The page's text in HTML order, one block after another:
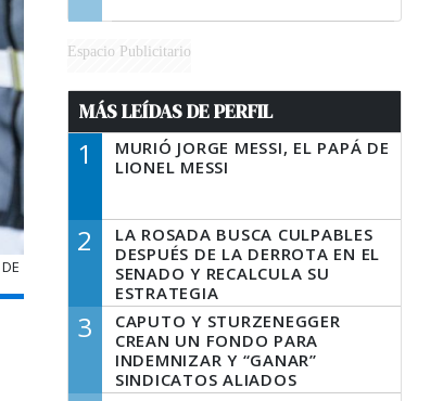
Espacio Publicitario
MÁS LEÍDAS DE PERFIL
1
MURIÓ JORGE MESSI, EL PAPÁ DE
LIONEL MESSI
2
LA ROSADA BUSCA CULPABLES
DESPUÉS DE LA DERROTA EN EL
SENADO Y RECALCULA SU
ESTRATEGIA
3
CAPUTO Y STURZENEGGER
CREAN UN FONDO PARA
INDEMNIZAR Y “GANAR”
SINDICATOS ALIADOS